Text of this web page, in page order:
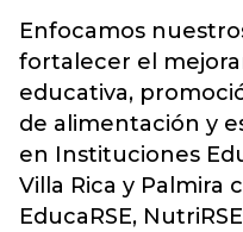
Enfocamos
fortalecer el
educativa,
de alimentación y
en Instituciones
Villa Rica y Palmira
EducaRSE,